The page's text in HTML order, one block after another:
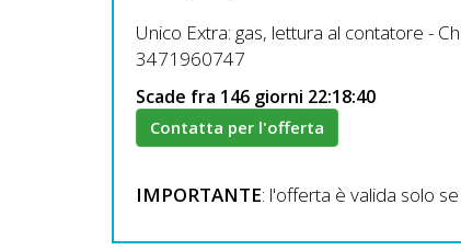
Unico Extra: gas, lettura al contatore -
3471960747
Scade fra 146 giorni 22:18:38
Contatta per l'offerta
IMPORTANTE: l'offerta è valida solo